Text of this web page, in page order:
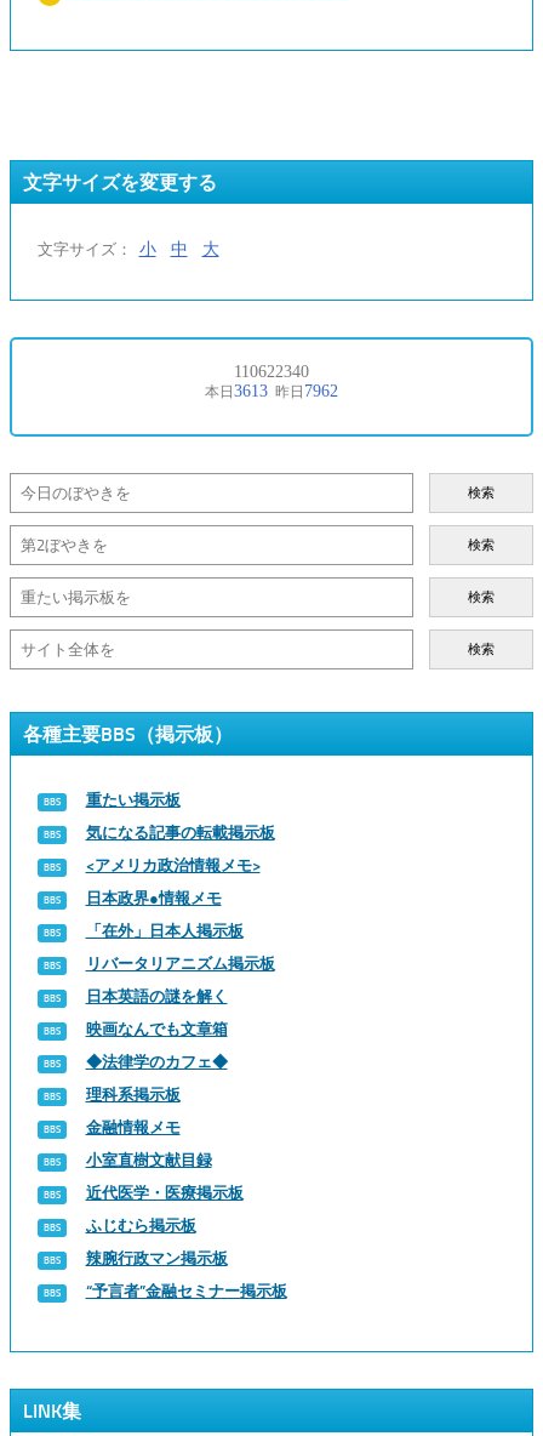
文字サイズを変更する
文字サイズ： 小 中 大
検索
検索
検索
検索
各種主要BBS（掲示板）
重たい掲示板
気になる記事の転載掲示板
<アメリカ政治情報メモ>
日本政界●情報メモ
「在外」日本人掲示板
リバータリアニズム掲示板
日本英語の謎を解く
映画なんでも文章箱
◆法律学のカフェ◆
理科系掲示板
金融情報メモ
小室直樹文献目録
近代医学・医療掲示板
ふじむら掲示板
辣腕行政マン掲示板
“予言者”金融セミナー掲示板
LINK集